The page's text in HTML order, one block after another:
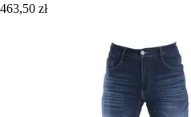
463,50 zł